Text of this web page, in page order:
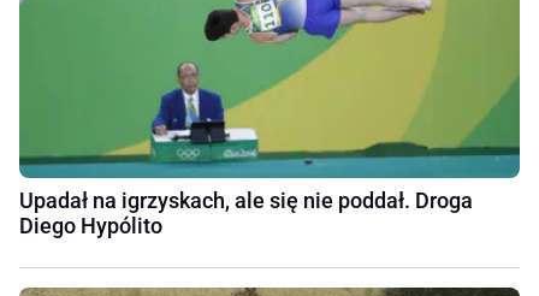
Upadał na igrzyskach, ale się nie poddał. Droga
Diego Hypólito